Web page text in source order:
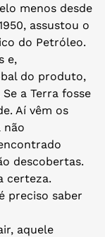
menos desde
assustou o
do Petróleo.
e,
do produto,
a Terra fosse
Aí vêm os
não
descobertas.
certeza.
preciso saber
aquele